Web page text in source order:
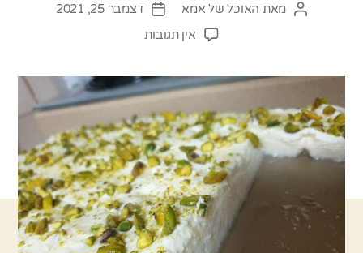
המחבר
מאת האוכל של אמא
תאריךדצמבר 25, 2021
אין תגובותעל
בירות
קל
להכין
אותה
ממש